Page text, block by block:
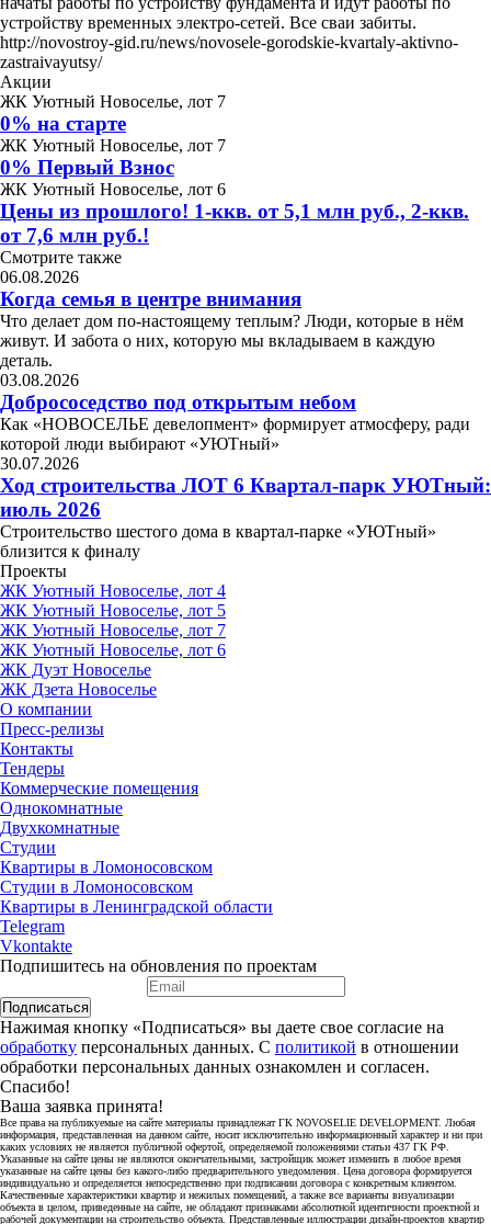
устройству временных электро-сетей. Все сваи забиты.
http://novostroy-gid.ru/news/novosele-gorodskie-kvartaly-aktivno-
zastraivayutsy/
Акции
ЖК Уютный Новоселье, лот 7
0% на старте
ЖК Уютный Новоселье, лот 7
0% Первый Взнос
ЖК Уютный Новоселье, лот 6
Цены из прошлого! 1-ккв. от 5,1 млн руб., 2-ккв.
от 7,6 млн руб.!
Смотрите также
06.08.2026
Когда семья в центре внимания
Что делает дом по-настоящему теплым? Люди, которые в нём
живут. И забота о них, которую мы вкладываем в каждую
деталь.
03.08.2026
Добрососедство под открытым небом
Как «НОВОСЕЛЬЕ девелопмент» формирует атмосферу, ради
которой люди выбирают «УЮТный»
30.07.2026
Ход строительства ЛОТ 6 Квартал-парк УЮТный:
июль 2026
Строительство шестого дома в квартал-парке «УЮТный»
близится к финалу
Проекты
ЖК Уютный Новоселье, лот 4
ЖК Уютный Новоселье, лот 5
ЖК Уютный Новоселье, лот 7
ЖК Уютный Новоселье, лот 6
ЖК Дуэт Новоселье
ЖК Дзета Новоселье
О компании
Пресс-релизы
Контакты
Тендеры
Коммерческие помещения
Однокомнатные
Двухкомнатные
Студии
Квартиры в Ломоносовском
Студии в Ломоносовском
Квартиры в Ленинградской области
Telegram
Vkontakte
Подпишитесь на обновления по проектам
Подписаться
Нажимая кнопку «Подписаться» вы даете свое согласие на
обработку персональных данных. С политикой в отношении
обработки персональных данных ознакомлен и согласен.
Спасибо!
Ваша заявка принята!
Все права на публикуемые на сайте материалы принадлежат ГК NOVOSELIE DEVELOPMENT. Любая
информация, представленная на данном сайте, носит исключительно информационный характер и ни при
каких условиях не является публичной офертой, определяемой положениями статьи 437 ГК РФ.
Указанные на сайте цены не являются окончательными, застройщик может изменить в любое время
указанные на сайте цены без какого-либо предварительного уведомления. Цена договора формируется
индивидуально и определяется непосредственно при подписании договора с конкретным клиентом.
Качественные характеристики квартир и нежилых помещений, а также все варианты визуализации
объекта в целом, приведенные на сайте, не обладают признаками абсолютной идентичности проектной и
рабочей документации на строительство объекта. Представленные иллюстрации дизайн-проектов квартир